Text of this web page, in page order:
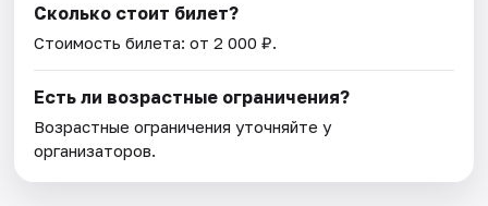
Сколько стоит билет?
Стоимость билета: от 2 000 ₽.
Есть ли возрастные ограничения?
Возрастные ограничения уточняйте у
организаторов.